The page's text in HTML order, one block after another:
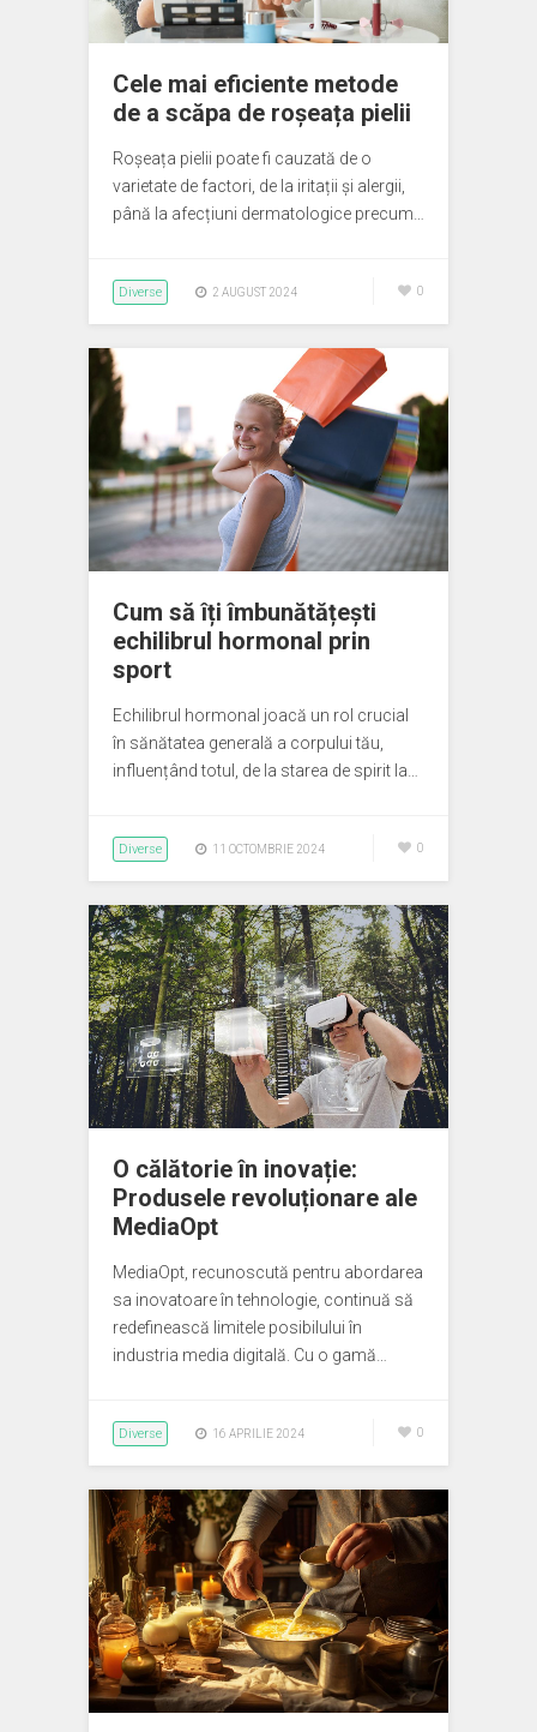
Cele mai eficiente metode
de a scăpa de roșeața pielii
Roșeața pielii poate fi cauzată de o
varietate de factori, de la iritații și alergii,
până la afecțiuni dermatologice precum…
Diverse 2 AUGUST 2024 0
Cum să îți îmbunătățești
echilibrul hormonal prin
sport
Echilibrul hormonal joacă un rol crucial
în sănătatea generală a corpului tău,
influențând totul, de la starea de spirit la…
Diverse 11 OCTOMBRIE 2024 0
O călătorie în inovație:
Produsele revoluționare ale
MediaOpt
MediaOpt, recunoscută pentru abordarea
sa inovatoare în tehnologie, continuă să
redefinească limitele posibilului în
industria media digitală. Cu o gamă…
Diverse 16 APRILIE 2024 0